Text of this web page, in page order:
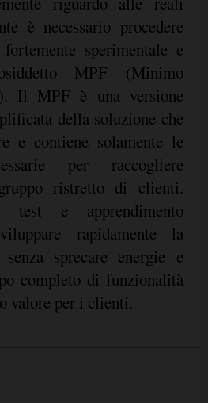
è necessario procedere
sperimentale e
MPF (Minimo
Il MPF è una versione
della soluzione che
e contiene solamente le
per raccogliere
ristretto di clienti.
e apprendimento
rapidamente la
sprecare energie e
completo di funzionalità
valore per i clienti.